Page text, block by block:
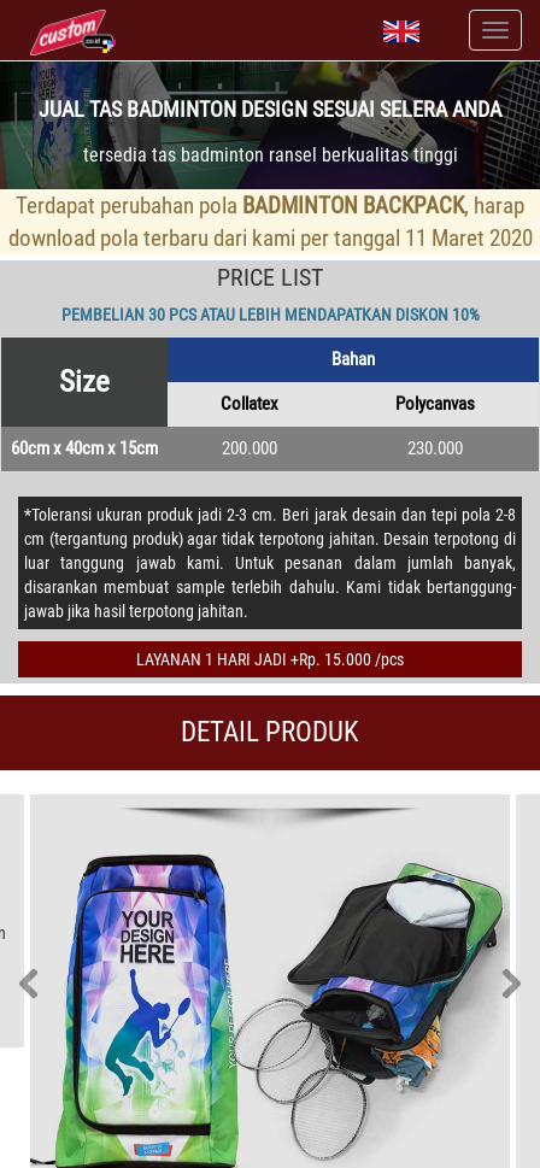
JUAL TAS BADMINTON DESIGN SESUAI SELERA ANDA
tersedia tas badminton ransel berkualitas tinggi
Terdapat perubahan pola BADMINTON BACKPACK, harap
download pola terbaru dari kami per tanggal 11 Maret 2020
PRICE LIST
PEMBELIAN 30 PCS ATAU LEBIH MENDAPATKAN DISKON 10%
Size
Bahan
Collatex Polycanvas
60cm x 40cm x 15cm 200.000 230.000
*Toleransi ukuran produk jadi 2-3 cm. Beri jarak desain dan tepi pola 2-8
cm (tergantung produk) agar tidak terpotong jahitan. Desain terpotong di
luar tanggung jawab kami. Untuk pesanan dalam jumlah banyak,
disarankan membuat sample terlebih dahulu. Kami tidak bertanggung-
jawab jika hasil terpotong jahitan.
LAYANAN 1 HARI JADI +Rp. 15.000 /pcs
DETAIL PRODUK